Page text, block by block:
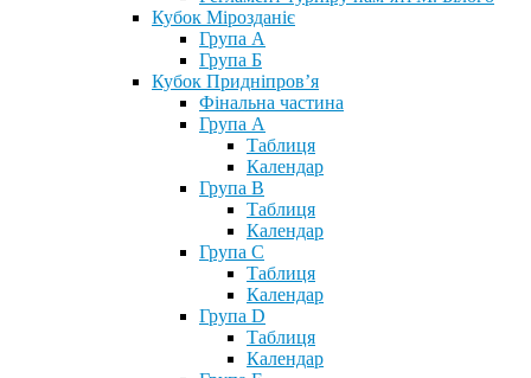
Кубок Мірозданіє
Група А
Група Б
Кубок Придніпров’я
Фінальна частина
Група А
Таблиця
Календар
Група В
Таблиця
Календар
Група С
Таблиця
Календар
Група D
Таблиця
Календар